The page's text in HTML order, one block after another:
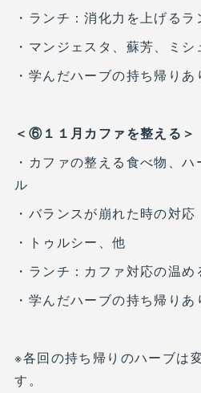
・ランチ：消化力を上げる
・マンジェスタ、蘇芳、ミシ
・学んだハーブの持ち帰りあ
＜⑥１１月カファを整える＞
・カファの整える食べ物、
ル
・バランスが崩れた時の対応
・トゥルシー、他
・ランチ：カファ対応の温
・学んだハーブの持ち帰りあ
※各回の持ち帰りのハーブは
す。